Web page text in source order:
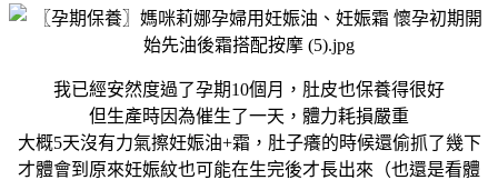
我已經安然度過了孕期10個月，肚皮也保養得很好
但生產時因為催生了一天，體力耗損嚴重
大概5天沒有力氣擦妊娠油+霜，肚子癢的時候還偷抓了幾下
才體會到原來妊娠紋也可能在生完後才長出來（也還是看體